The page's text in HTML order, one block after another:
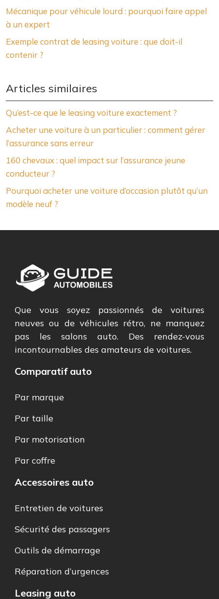
Mécanique pour véhicule lourd : pourquoi faire appel
à un expert
Exemple contrat de leasing voiture : que doit-il
contenir ?
Articles similaires
Qu’est-ce que le leasing voiture exactement ?
Acheter une voiture à un particulier : comment gérer
l’assurance sans erreur
160 chevaux : quel impact sur l’assurance jeune
conducteur ?
Pourquoi acheter une voiture d’occasion plutôt qu’un
modèle neuf ?
Que vous soyez passionnés de voitures
neuves ou de véhicules rétro, ne manquez
pas les salons auto. Des rendez-vous
incontournables des amateurs de voitures.
Comparatif auto
Par marque
Par taille
Par motorisation
Par coffre
Accessoires auto
Entretien de voitures
Sécurité des passagers
Outils de démarrage
Réparation d’urgences
Leasing auto